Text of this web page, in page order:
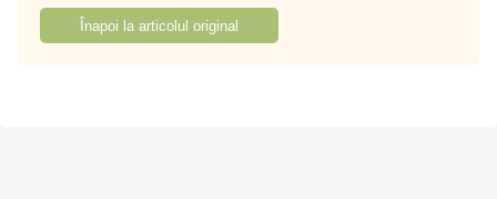
Înapoi la articolul original